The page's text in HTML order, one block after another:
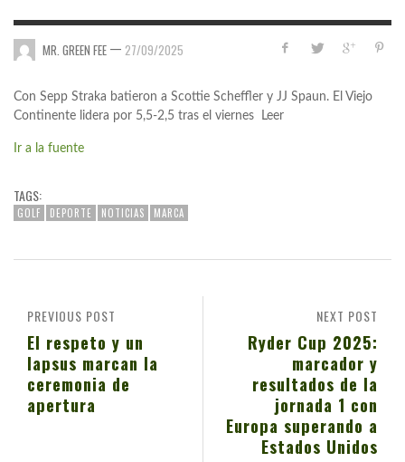
MR. GREEN FEE — 27/09/2025
Con Sepp Straka batieron a Scottie Scheffler y JJ Spaun. El Viejo
Continente lidera por 5,5-2,5 tras el viernes Leer
Ir a la fuente
TAGS:
GOLF DEPORTE NOTICIAS MARCA
NEXT POST
Ryder Cup 2025:
marcador y
resultados de la
jornada 1 con
Europa superando a
Estados Unidos
PREVIOUS POST
El respeto y un
lapsus marcan la
ceremonia de
apertura